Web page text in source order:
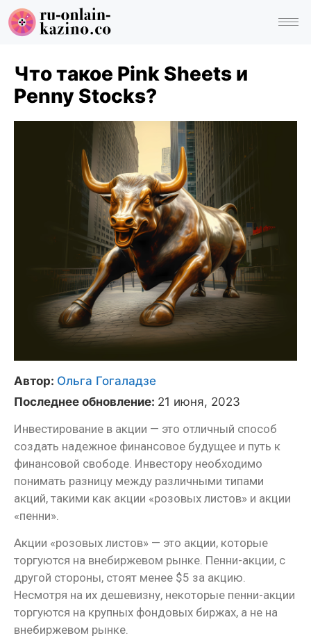
Что такое Pink Sheets и
Penny Stocks?
Автор: Ольга Гогаладзе
Последнее обновление: 21 июня, 2023
Инвестирование в акции — это отличный способ
создать надежное финансовое будущее и путь к
финансовой свободе. Инвестору необходимо
понимать разницу между различными типами
акций, такими как акции «розовых листов» и акции
«пенни».
Акции «розовых листов» — это акции, которые
торгуются на внебиржевом рынке. Пенни-акции, с
другой стороны, стоят менее $5 за акцию.
Несмотря на их дешевизну, некоторые пенни-акции
торгуются на крупных фондовых биржах, а не на
внебиржевом рынке.